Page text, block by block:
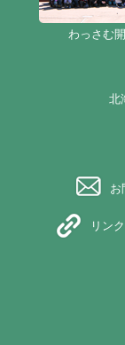
わっさむ
北
お
リン